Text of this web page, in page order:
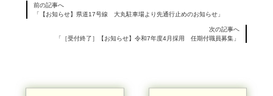
前の記事へ
「【お知らせ】県道17号線 大丸駐車場より先通行止めのお知らせ」
次の記事へ
「［受付終了］【お知らせ】令和7年度4月採用 任期付職員募集」